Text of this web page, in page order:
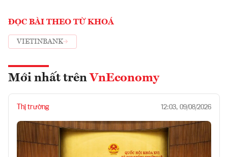
ĐỌC BÀI THEO TỪ KHOÁ
VIETINBANK
Mới nhất trên VnEconomy
Thị trường 12:03, 09/08/2026